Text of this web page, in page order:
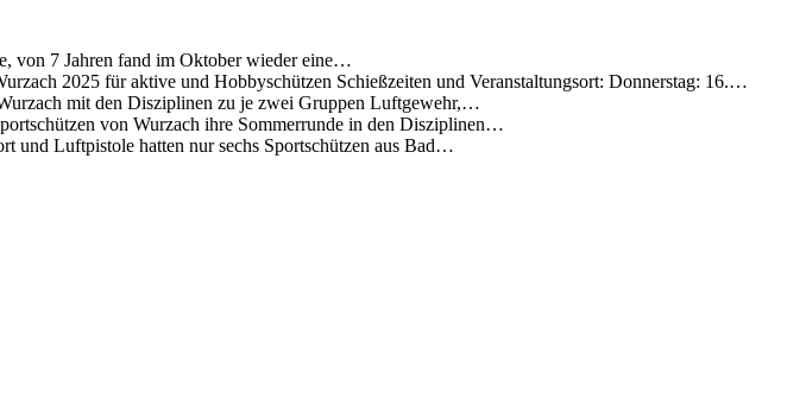
von 7 Jahren fand im Oktober wieder eine…
2025 für aktive und Hobbyschützen Schießzeiten und Veranstaltungsort: Donnerstag: 16.…
mit den Disziplinen zu je zwei Gruppen Luftgewehr,…
von Wurzach ihre Sommerrunde in den Disziplinen…
und Luftpistole hatten nur sechs Sportschützen aus Bad…